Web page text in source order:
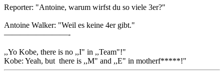
Reporter: "Antoine, warum wirfst du so viele 3er?"
Antoine Walker: "Weil es keine 4er gibt."
————————-
,,Yo Kobe, there is no ,,I" in ,,Team"!"
Kobe: Yeah, but there is ,,M" and ,,E" in motherf*****!"